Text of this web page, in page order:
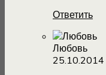
Ответить
Любовь
25.10.2014